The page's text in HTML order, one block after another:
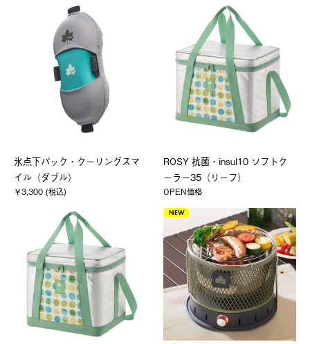
氷点下パック・クーリングスマ
イル（ダブル）
￥3,300 (税込)
ROSY 抗菌・insul10 ソフトク
ーラー35（リーフ）
OPEN価格
NEW